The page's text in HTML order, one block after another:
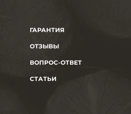
ГАРАНТИЯ
ОТЗЫВЫ
ВОПРОС-ОТВЕТ
СТАТЬИ